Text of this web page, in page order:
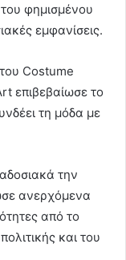
φημισμένου
εμφανίσεις.
Costume
επιβεβαίωσε το
τη μόδα με
την
ανερχόμενα
από το
και του